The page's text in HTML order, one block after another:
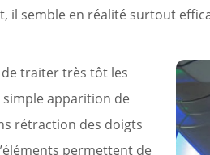
il semble en réalité surtout
traiter très tôt les
apparition de
rétraction des doigts
permettent de